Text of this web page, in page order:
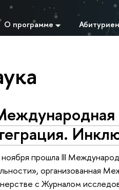
О программе
прошла III
организованная
с Журналом